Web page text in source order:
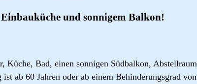
und sonnigem Balkon!
Küche, Bad, einen sonnigen Südbalkon, Abstellraum
ab 60 Jahren oder ab einem Behinderungsgrad von